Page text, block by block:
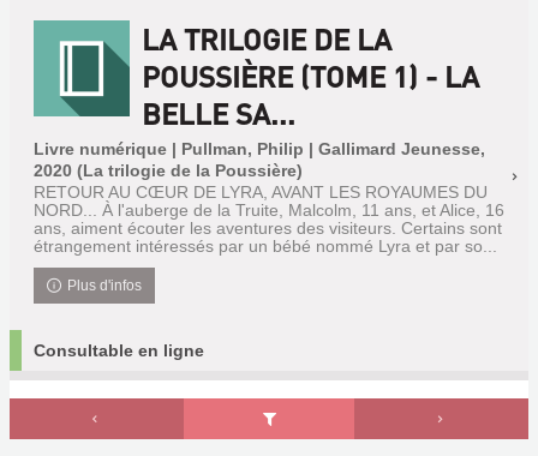
LA TRILOGIE DE LA
POUSSIÈRE (TOME 1) - LA
BELLE SA...
Livre numérique | Pullman, Philip | Gallimard Jeunesse,
2020 (La trilogie de la Poussière)
RETOUR AU CŒUR DE LYRA, AVANT LES ROYAUMES DU
NORD... À l'auberge de la Truite, Malcolm, 11 ans, et Alice, 16
ans, aiment écouter les aventures des visiteurs. Certains sont
étrangement intéressés par un bébé nommé Lyra et par so...
Plus d'infos
Consultable en ligne